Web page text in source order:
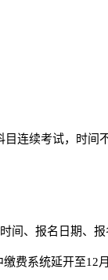
连续考试，时间
间、报名日期、报
费系统延开至